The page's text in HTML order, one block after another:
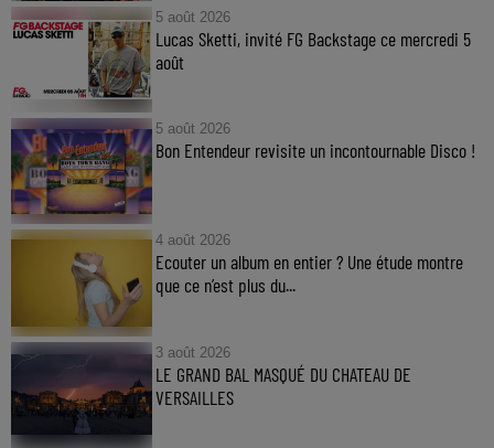
5 août 2026
Lucas Sketti, invité FG Backstage ce mercredi 5
août
5 août 2026
Bon Entendeur revisite un incontournable Disco !
4 août 2026
Ecouter un album en entier ? Une étude montre
que ce n’est plus du...
3 août 2026
LE GRAND BAL MASQUÉ DU CHATEAU DE
VERSAILLES